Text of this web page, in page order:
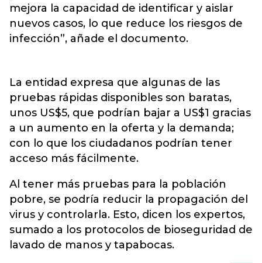
mejora la capacidad de identificar y aislar
nuevos casos, lo que reduce los riesgos de
infección”, añade el documento.
La entidad expresa que algunas de las
pruebas rápidas disponibles son baratas,
unos US$5, que podrían bajar a US$1 gracias
a un aumento en la oferta y la demanda;
con lo que los ciudadanos podrían tener
acceso más fácilmente.
Al tener más pruebas para la población
pobre, se podría reducir la propagación del
virus y controlarla. Esto, dicen los expertos,
sumado a los protocolos de bioseguridad de
lavado de manos y tapabocas.